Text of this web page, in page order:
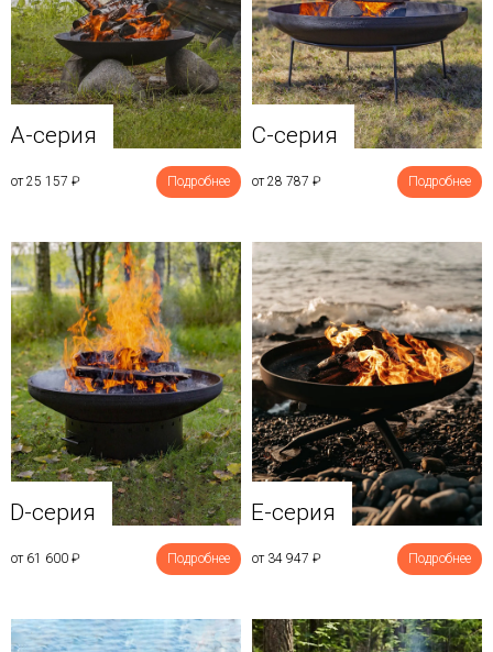
A-серия
от 25 157 ₽ Подробнее
C-серия
от 28 787 ₽ Подробнее
D-серия
от 61 600 ₽ Подробнее
E-серия
от 34 947 ₽ Подробнее